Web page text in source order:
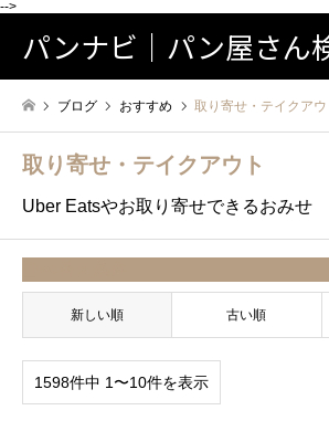
-->
パンナビ｜パン屋さん
ブログ おすすめ 取り寄せ・テイクアウ
取り寄せ・テイクアウト
Uber Eatsやお取り寄せできるおみせ
新しい順 古い順
1598件中 1〜10件を表示